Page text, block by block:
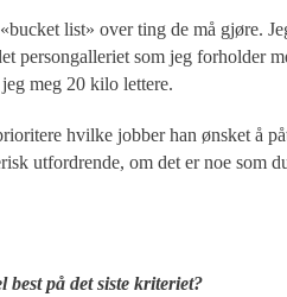
list» over ting de må gjøre.
persongalleriet som jeg forholder
meg 20 kilo lettere.
hvilke jobber han ønsket å
utfordrende, om det er noe som
best på det siste kriteriet?